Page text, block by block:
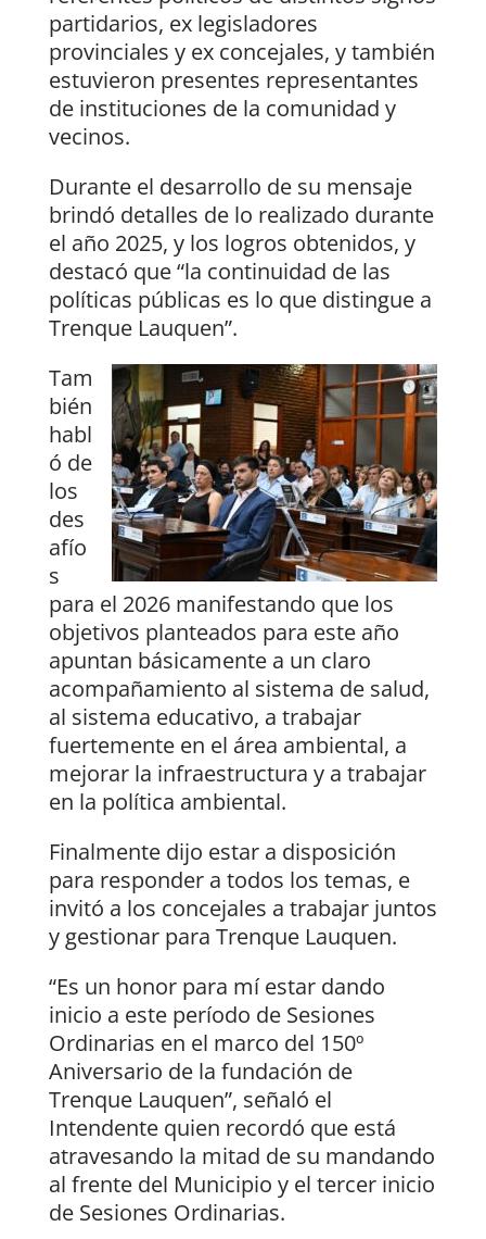
partidarios, ex legisladores
provinciales y ex concejales, y también
estuvieron presentes representantes
de instituciones de la comunidad y
vecinos.
Durante el desarrollo de su mensaje
brindó detalles de lo realizado durante
el año 2025, y los logros obtenidos, y
destacó que “la continuidad de las
políticas públicas es lo que distingue a
Trenque Lauquen”.
Tam
bién
habl
ó de
los
des
afío
s
para el 2026 manifestando que los
objetivos planteados para este año
apuntan básicamente a un claro
acompañamiento al sistema de salud,
al sistema educativo, a trabajar
fuertemente en el área ambiental, a
mejorar la infraestructura y a trabajar
en la política ambiental.
Finalmente dijo estar a disposición
para responder a todos los temas, e
invitó a los concejales a trabajar juntos
y gestionar para Trenque Lauquen.
“Es un honor para mí estar dando
inicio a este período de Sesiones
Ordinarias en el marco del 150º
Aniversario de la fundación de
Trenque Lauquen”, señaló el
Intendente quien recordó que está
atravesando la mitad de su mandando
al frente del Municipio y el tercer inicio
de Sesiones Ordinarias.